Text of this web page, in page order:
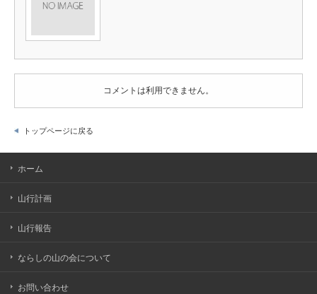
コメントは利用できません。
トップページに戻る
ホーム
山行計画
山行報告
ならしの山の会について
お問い合わせ